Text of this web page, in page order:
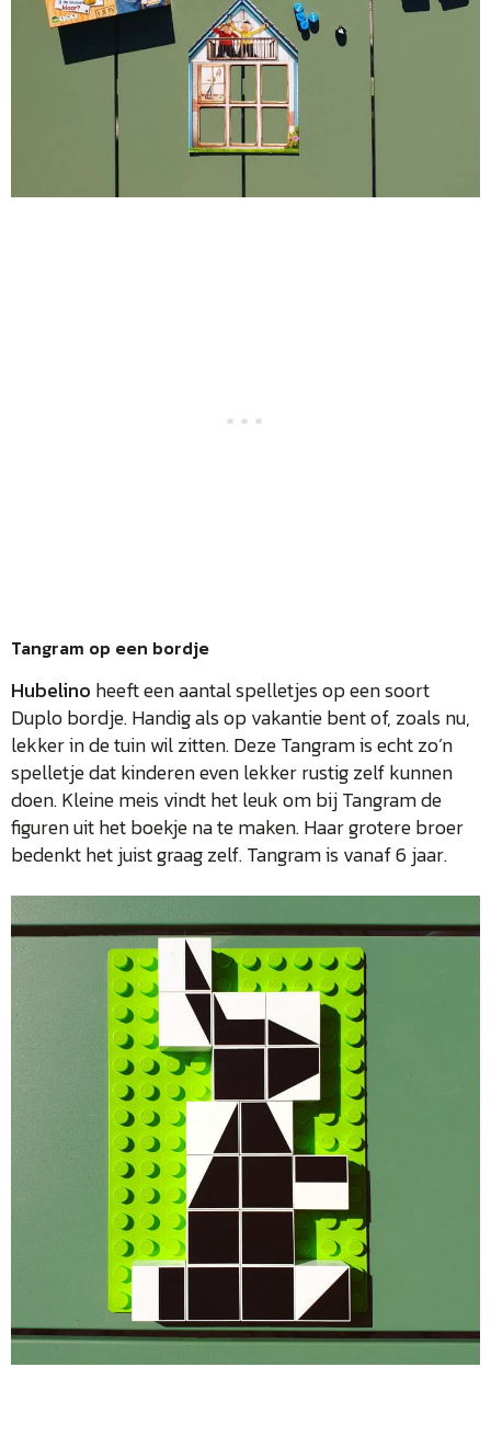
Tangram op een bordje
Hubelino heeft een aantal spelletjes op een soort
Duplo bordje. Handig als op vakantie bent of, zoals nu,
lekker in de tuin wil zitten. Deze Tangram is echt zo’n
spelletje dat kinderen even lekker rustig zelf kunnen
doen. Kleine meis vindt het leuk om bij Tangram de
figuren uit het boekje na te maken. Haar grotere broer
bedenkt het juist graag zelf. Tangram is vanaf 6 jaar.